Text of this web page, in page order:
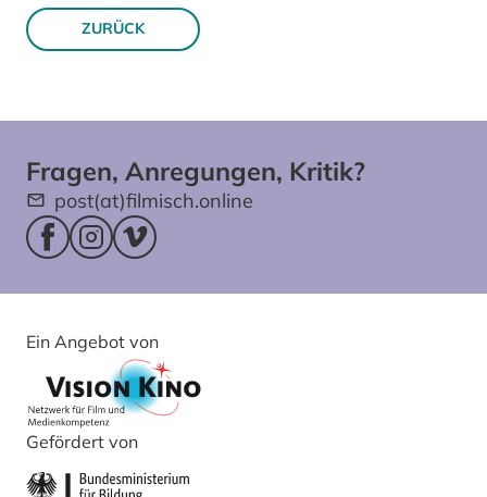
ZURÜCK
Fragen, Anregungen, Kritik?
post(at)filmisch.online
Facebookseite (öffnet im neuen Fenster)
Instagram (öffnet im neuen Fenster)
Vimeo (öffnet im neuen Fenster)
Ein Angebot von
Gefördert von